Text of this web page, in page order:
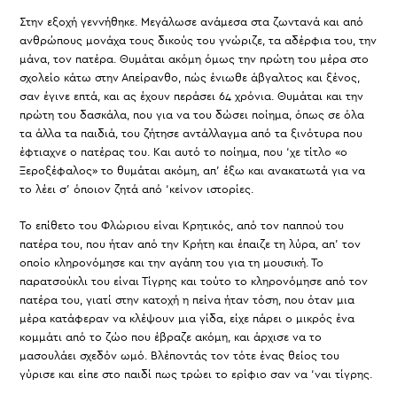
Στην εξοχή γεννήθηκε. Μεγάλωσε ανάμεσα στα ζωντανά και από
ανθρώπους μονάχα τους δικούς του γνώριζε, τα αδέρφια του, την
μάνα, τον πατέρα. Θυμάται ακόμη όμως την πρώτη του μέρα στο
σχολείο κάτω στην Απείρανθο, πώς ένιωθε άβγαλτος και ξένος,
σαν έγινε επτά, και ας έχουν περάσει 64 χρόνια. Θυμάται και την
πρώτη του δασκάλα, που για να του δώσει ποίημα, όπως σε όλα
τα άλλα τα παιδιά, του ζήτησε αντάλλαγμα από τα ξινότυρα που
έφτιαχνε ο πατέρας του. Και αυτό το ποίημα, που ‘χε τίτλο «ο
Ξεροξέφαλος» το θυμάται ακόμη, απ’ έξω και ανακατωτά για να
το λέει σ’ όποιον ζητά από ‘κείνον ιστορίες.
Το επίθετο του Φλώριου είναι Κρητικός, από τον παππού του
πατέρα του, που ήταν από την Κρήτη και έπαιζε τη λύρα, απ’ τον
οποίο κληρονόμησε και την αγάπη του για τη μουσική. Το
παρατσούκλι του είναι Τίγρης και τούτο το κληρονόμησε από τον
πατέρα του, γιατί στην κατοχή η πείνα ήταν τόση, που όταν μια
μέρα κατάφεραν να κλέψουν μια γίδα, είχε πάρει ο μικρός ένα
κομμάτι από το ζώο που έβραζε ακόμη, και άρχισε να το
μασουλάει σχεδόν ωμό. Βλέποντάς τον τότε ένας θείος του
γύρισε και είπε στο παιδί πως τρώει το ερίφιο σαν να ‘ναι τίγρης.